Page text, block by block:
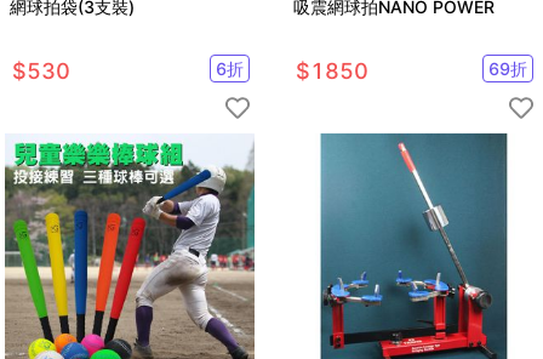
網球拍袋(3支裝)
$530 6折
吸震網球拍NANO POWER
$1850 69折